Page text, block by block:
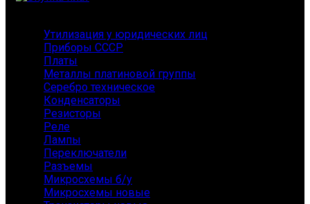
Утилизация у юридических лиц
Приборы СССР
Платы
Металлы платиновой группы
Серебро техническое
Конденсаторы
Резисторы
Реле
Лампы
Переключатели
Разъемы
Микросхемы б/у
Микросхемы новые